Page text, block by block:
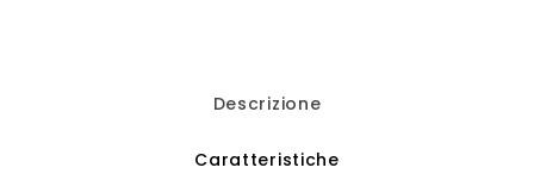
Descrizione
Caratteristiche